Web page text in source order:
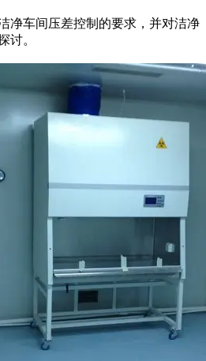
车间压差控制的要求，并对洁净
讨。